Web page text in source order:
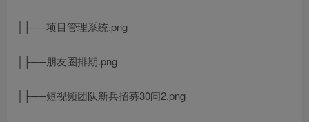
│├──项目管理系统.png
│├──朋友圈排期.png
│├──短视频团队新兵招募30问2.png